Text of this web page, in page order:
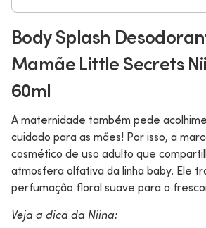
Body Splash
Mamãe Little Secrets
60ml
A maternidade também pede
cuidado para as mães! Por isso, a
cosmético de uso adulto que
atmosfera olfativa da linha baby. Ele
perfumação floral suave para o
Veja a dica da Niina: